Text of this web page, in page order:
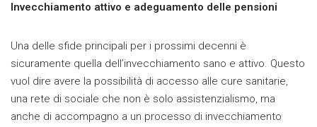
Invecchiamento attivo e adeguamento delle pensioni
Una delle sfide principali per i prossimi decenni è
sicuramente quella dell’invecchiamento sano e attivo. Questo
vuol dire avere la possibilità di accesso alle cure sanitarie,
una rete di sociale che non è solo assistenzialismo, ma
anche di accompagno a un processo di invecchiamento